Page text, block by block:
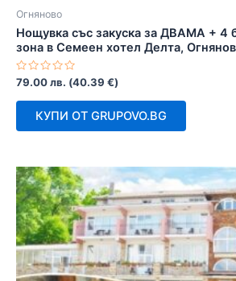
Огняново
Нощувка със закуска за ДВАМА + 4
зона в Семеен хотел Делта,
Оценено
с
0
79.00лв. (40.39 €)
КУПИ ОТ GRUPOVO.BG